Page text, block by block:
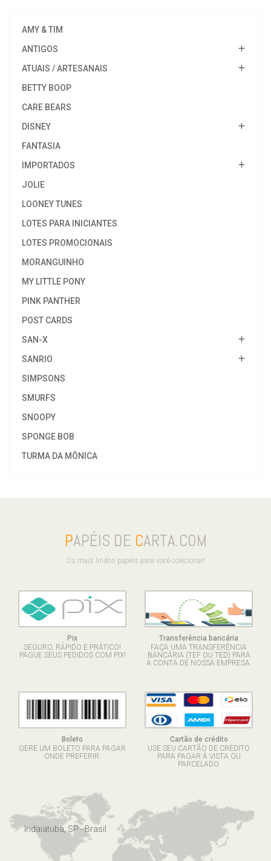
AMY & TIM
ANTIGOS
ATUAIS / ARTESANAIS
BETTY BOOP
CARE BEARS
DISNEY
FANTASIA
IMPORTADOS
JOLIE
LOONEY TUNES
LOTES PARA INICIANTES
LOTES PROMOCIONAIS
MORANGUINHO
MY LITTLE PONY
PINK PANTHER
POST CARDS
SAN-X
SANRIO
SIMPSONS
SMURFS
SNOOPY
SPONGE BOB
TURMA DA MÔNICA
PAPÉIS DE CARTA.COM
Os mais lindos papéis para você colecionar!
Pix
SEGURO, RÁPIDO E PRÁTICO!
PAGUE SEUS PEDIDOS COM PIX!
Transferência bancária
FAÇA UMA TRANSFERÊNCIA
BANCÁRIA (TEF OU TED) PARA
A CONTA DE NOSSA EMPRESA.
Boleto
GERE UM BOLETO PARA PAGAR
ONDE PREFERIR.
Cartão de crédito
USE SEU CARTÃO DE CRÉDITO
PARA PAGAR À VISTA OU
PARCELADO.
Indaiatuba, SP - Brasil